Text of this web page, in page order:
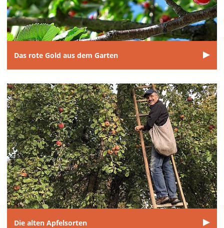
Das rote Gold aus dem Garten
Die alten Apfelsorten